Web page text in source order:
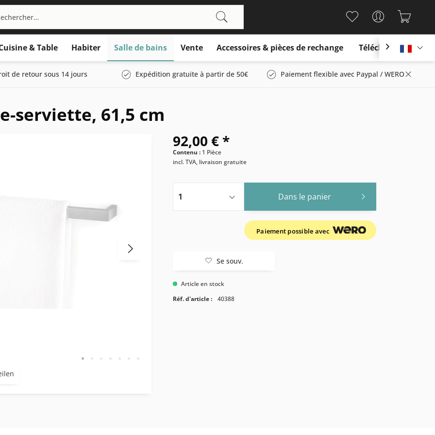
& Table Habiter Salle de bains Vente Accessoires & pièces de rechange Télécharger

de retour sous 14 jours Expédition gratuite à partir de 50€ Paiement flexible avec Paypal / WERO
serviette, 61,5 cm
92,00 € *
Contenu : 1 Pièce
incl. TVA, livraison gratuite
Dans le panier
Paiement possible avec
Se souv.
Article en stock
Réf. d'article :
40388